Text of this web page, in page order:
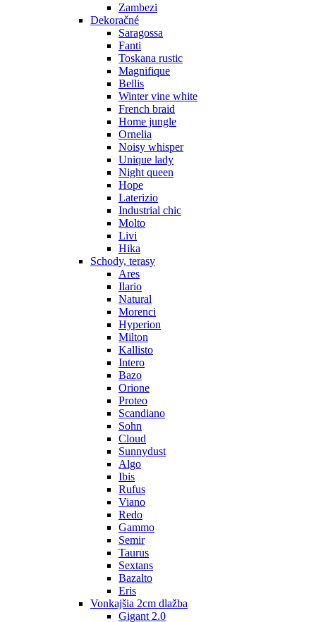
Zambezi
Dekoračné
Saragossa
Fanti
Toskana rustic
Magnifique
Bellis
Winter vine white
French braid
Home jungle
Ornelia
Noisy whisper
Unique lady
Night queen
Hope
Laterizio
Industrial chic
Molto
Livi
Hika
Schody, terasy
Ares
Ilario
Natural
Morenci
Hyperion
Milton
Kallisto
Intero
Bazo
Orione
Proteo
Scandiano
Sohn
Cloud
Sunnydust
Algo
Ibis
Rufus
Viano
Redo
Gammo
Semir
Taurus
Sextans
Bazalto
Eris
Vonkajšia 2cm dlažba
Gigant 2.0